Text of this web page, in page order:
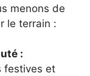
menons de
le terrain :
:
festives et